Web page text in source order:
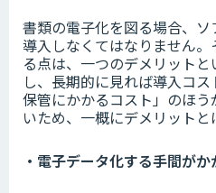
書類の電子化を図る場合、
導入しなくてはなりません
る点は、一つのデメリット
し、長期的に見れば導入コ
保管にかかるコスト」のほ
いため、一概にデメリットと
・電子データ化する手間がか